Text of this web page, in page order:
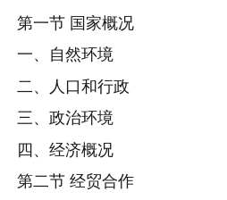
第一节 国家概况
一、自然环境
二、人口和行政
三、政治环境
四、经济概况
第二节 经贸合作